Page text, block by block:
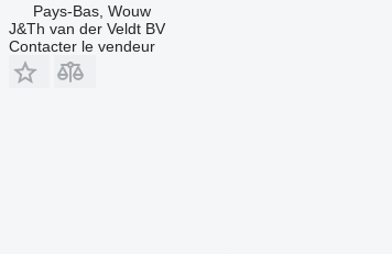
Pays-Bas, Wouw
J&Th van der Veldt BV
Contacter le vendeur